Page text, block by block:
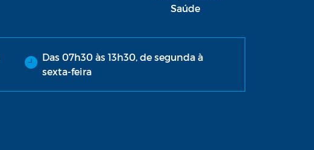
Saúde
Das 07h30 às 13h30, de segunda à
sexta-feira